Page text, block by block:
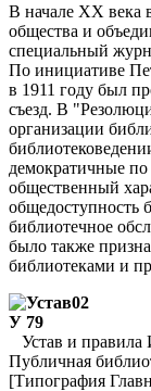
В начале XX века
общества и
специальный
По инициативе
в 1911 году был
съезд. В
организации
демократичные
общественный
общедоступность
библиотечное
было также
библиотеками и
02
У 79
Устав и правила
Публичная
[Типография